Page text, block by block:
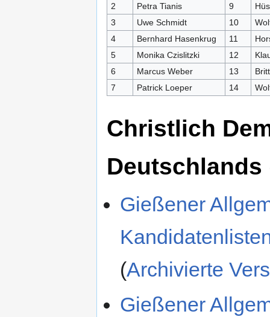
2
Petra Tianis 9
3
Uwe Schmidt 10
4
Bernhard Hasenkrug 11
5
Monika Czislitzki 12
6
Marcus Weber 13
7
Patrick Loeper 14
Christlich
Deutschlands
Gießener
(Archivierte
Gießener